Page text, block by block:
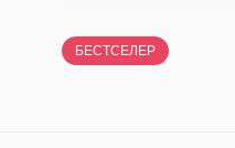
БЕСТСЕЛЕР